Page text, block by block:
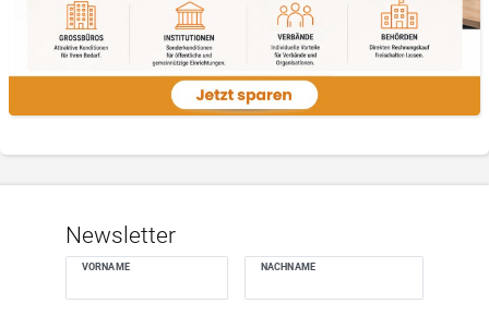
Newsletter
VORNAME NACHNAME